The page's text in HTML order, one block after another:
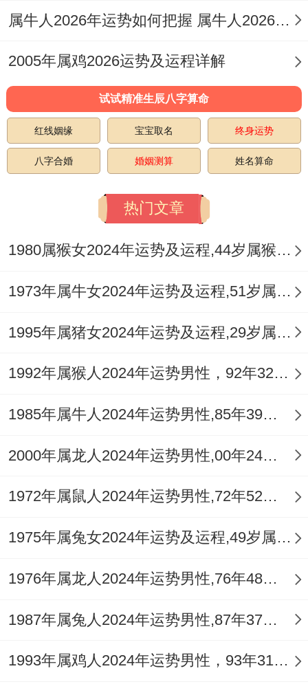
财运走势，表现「偏财外露，比劫暗伏」之
象，流年丙火偏财明透，求财欲望强烈，容
易有意外之财、投资获利或兼职收入，尤其
利于从事科技、能源、文化传播等领域。
午火中亦藏丁火正财与己土正印。且辰土中
乙木正财与戊土比肩并存，这代表着财富来
源并非单一，正职收入与偏门收益并存，但
过程易有同辈竞争、合作分利或为人情面子
破财之事，基于此，全年理财需恪守「见好
投机范围与人合伙务必权责明晰。
感情人际，受「咸池桃花」与「孤辰」星双
重作用。午为桃花，社交活跃，异性缘佳，
但辰为「孤辰」星之一。内心常有孤高之
感，不喜随波逐流，加之「财星破印」潜在
爱中或已婚者需加强沟通，避免因价值观区
别或物质问题产生隔阂。
及农历十二月（辛丑月正印星护身）之力，
多参与高雅社交或共同学习，帮助稳定情
属牛人2026年运势如何把握 属牛人2026年运势及运程
2005年属鸡2026运势及运程详解
试试精准生辰八字算命
红线姻缘 宝宝取名 终身运势
八字合婚 婚姻测算 姓名算命
热门文章
1980属猴女2024年运势及运程,44岁属猴人2024全年每月运势女性如何
1973年属牛女2024年运势及运程,51岁属牛人2024全年每月运势女性如何
1995年属猪女2024年运势及运程,29岁属猪人2024全年每月运势女性如何
1992年属猴人2024年运势男性，92年32岁属猴男2024年每月运程怎么样
1985年属牛人2024年运势男性,85年39岁属牛男2024年每月运程怎么样
2000年属龙人2024年运势男性,00年24岁属龙男2024年每月运程怎么样
1972年属鼠人2024年运势男性,72年52岁属鼠男2024年每月运程怎么样
1975年属兔女2024年运势及运程,49岁属兔人2024全年每月运势女性如何
1976年属龙人2024年运势男性,76年48岁属龙男2024年每月运程怎么样
1987年属兔人2024年运势男性,87年37岁属兔男2024年每月运程怎么样
1993年属鸡人2024年运势男性，93年31岁属鸡男2024年每月运程怎么样